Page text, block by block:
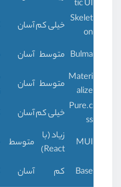
tic UI
Skelet
on
خیلی کمآسان
Bulma متوسط آسان
Materi
alize
متوسط آسان
Pure.c
ss
خیلی کمآسان
MUI
زیاد (با
React)
متوسط
Base
کم آسان